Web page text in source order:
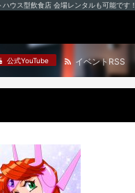
ウス型飲食店 会場レンタルも可能です！
公式YouTube イベントRSS